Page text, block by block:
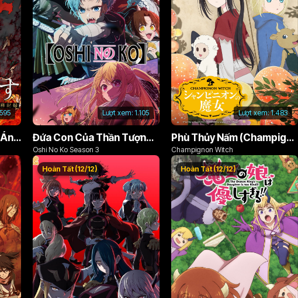
Án Phạt Dũng Giả (Bản Án Anh Hùng)
Lượt xem: 1.105
Đứa Con Của Thần Tượng (Phần 3)
Oshi No Ko Season 3
Lượt xem:1.483
Phù Thủy Nấm (Champignon no Majo)
Champignon Witch
Hoàn Tất (12/12) Hoàn Tất (12/12)